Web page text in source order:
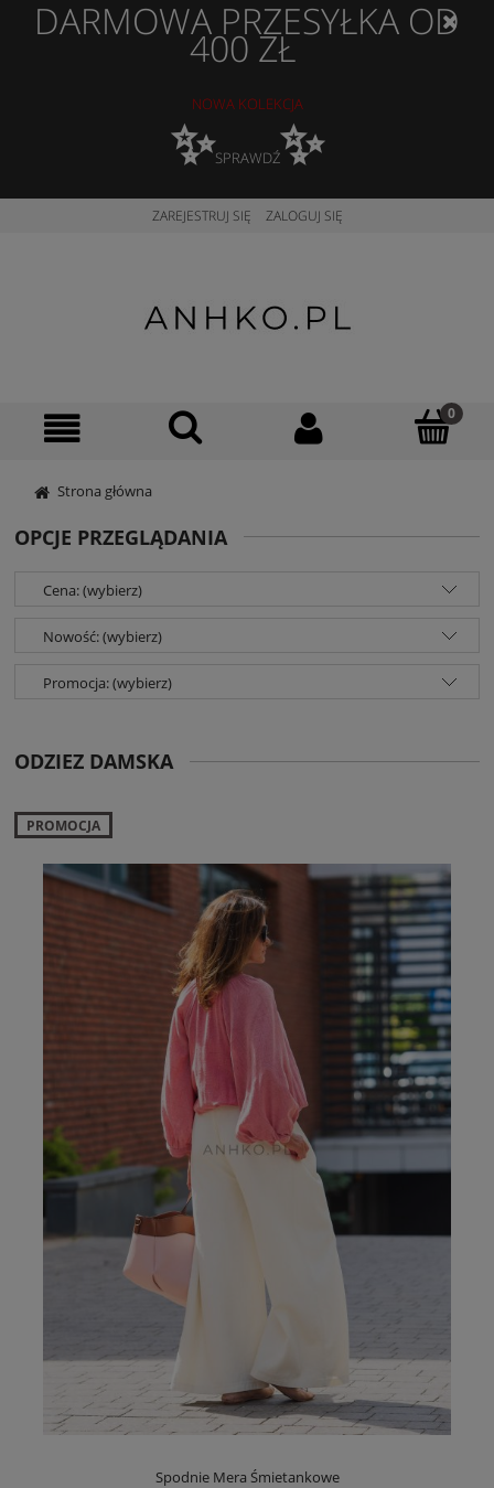
DARMOWA PRZESYŁKA OD
400 ZŁ
NOWA KOLEKCJA
✨SPRAWDŹ✨
ZAREJESTRUJ SIĘ ZALOGUJ SIĘ
Strona główna
OPCJE PRZEGLĄDANIA
Cena: (wybierz)
Nowość: (wybierz)
Promocja: (wybierz)
ODZIEZ DAMSKA
Spodnie Mera Śmietankowe
PROMOCJA